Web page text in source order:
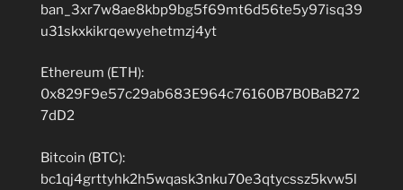
ban_3xr7w8ae8kbp9bg5f69mt6d56te5y97isq39
u31skxkikrqewyehetmzj4yt
Ethereum (ETH):
0x829F9e57c29ab683E964c76160B7B0BaB272
7dD2
Bitcoin (BTC):
bc1qj4grttyhk2h5wqask3nku70e3qtycssz5kvw5l